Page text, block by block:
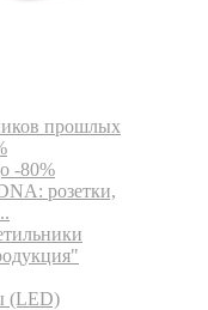
прошлых
-80%
розетки,
(LED)